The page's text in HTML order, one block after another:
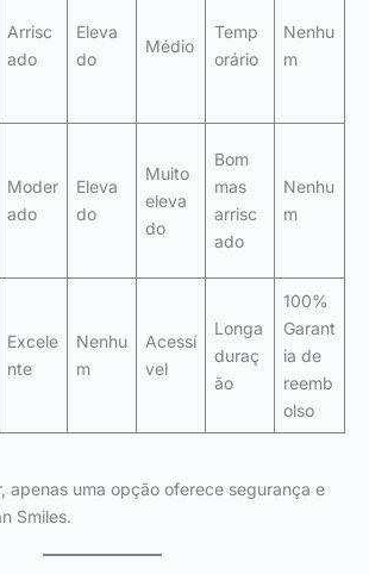
Arrisc
ado
Eleva
do
Médio
Temp
orário
Nenhu
m
Moder
ado
Eleva
do
Muito
eleva
do
Bom
mas
arrisc
ado
Nenhu
m
Excele
nte
Nenhu
m
Acessí
vel
Longa
duraç
ão
100%
Garant
ia de
reemb
olso
apenas uma opção oferece segurança e
Smiles.